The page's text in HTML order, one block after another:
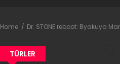
Home Dr. STONE reboot: Byakuya
TÜRLER